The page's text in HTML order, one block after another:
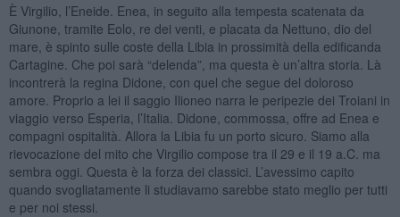
È Virgilio, l’Eneide. Enea, in seguito alla tempesta scatenata da
Giunone, tramite Eolo, re dei venti, e placata da Nettuno, dio del
mare, è spinto sulle coste della Libia in prossimità della edificanda
Cartagine. Che poi sarà “delenda”, ma questa è un’altra storia. Là
incontrerà la regina Didone, con quel che segue del doloroso
amore. Proprio a lei il saggio Ilioneo narra le peripezie dei Troiani in
viaggio verso Esperia, l’Italia. Didone, commossa, offre ad Enea e
compagni ospitalità. Allora la Libia fu un porto sicuro. Siamo alla
rievocazione del mito che Virgilio compose tra il 29 e il 19 a.C. ma
sembra oggi. Questa è la forza dei classici. L’avessimo capito
quando svogliatamente li studiavamo sarebbe stato meglio per tutti
e per noi stessi.